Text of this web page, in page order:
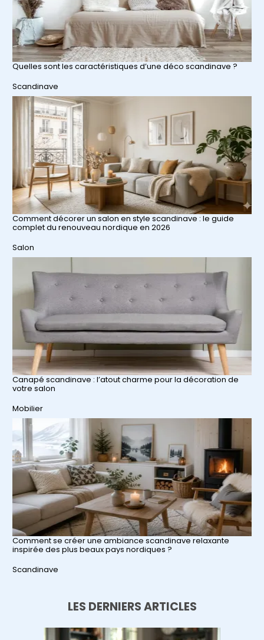
Quelles sont les caractéristiques d’une déco scandinave ?
Par rapport à
Scandinave
Comment décorer un salon en style scandinave : le guide
complet du renouveau nordique en 2026
Par rapport à
Salon
Canapé scandinave : l’atout charme pour la décoration de
votre salon
Par rapport à
Mobilier
Comment se créer une ambiance scandinave relaxante
inspirée des plus beaux pays nordiques ?
Par rapport à
Scandinave
LES DERNIERS ARTICLES